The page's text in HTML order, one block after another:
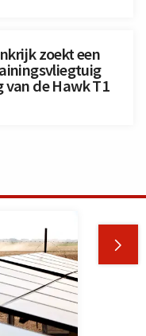
zoekt een
van de Hawk T1
